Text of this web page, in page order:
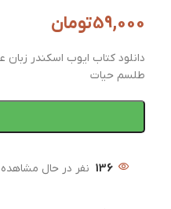
59,000تومان
طلسم حیات
136 نفر در حال